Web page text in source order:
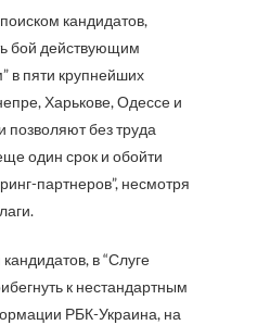
кандидатов,
бой действующим
в пяти крупнейших
Харькове, Одессе и
позволяют без труда
один срок и обойти
партнеров”, несмотря
в “Слуге
к нестандартным
РБК-Украина, на